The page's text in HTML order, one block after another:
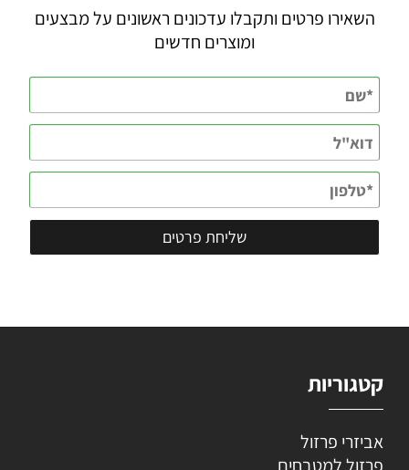
השאירו פרטים ותקבלו עדכונים ראשונים על מבצעים
ומוצרים חדשים
קטגוריות
אביזרי פרזול